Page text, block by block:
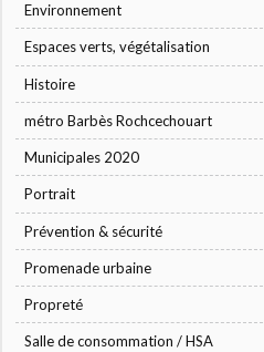
Environnement
Espaces verts, végétalisation
Histoire
métro Barbès Rochcechouart
Municipales 2020
Portrait
Prévention & sécurité
Promenade urbaine
Propreté
Salle de consommation / HSA